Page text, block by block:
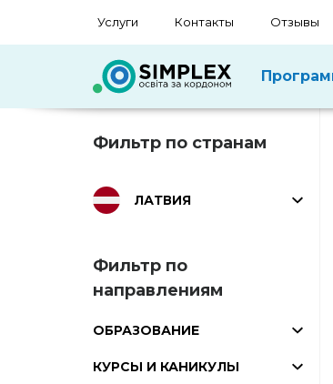
Услуги Контакты Отзывы
Фильтр по странам
ЛАТВИЯ
Фильтр по
направлениям
ОБРАЗОВАНИЕ
КУРСЫ И КАНИКУЛЫ